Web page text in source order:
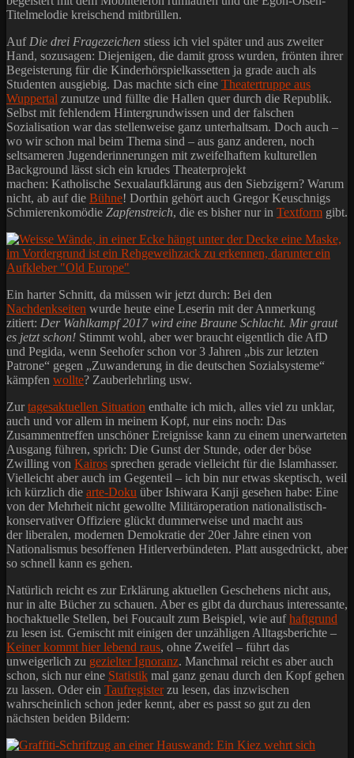
Titelmelodie kreischend mitbrüllen.
Auf Die drei Fragezeichen stiess ich viel später und aus zweiter
Hand, sozusagen: Diejenigen, die damit gross wurden, frönten ihrer
Begeisterung für die Kinderhörspielkassetten ja grade auch als
Studenten ausgiebig. Das machte sich eine Theatertruppe aus
Wuppertal zunutze und füllte die Hallen quer durch die Republik.
Selbst mit fehlendem Hintergrundwissen und der falschen
Sozialisation war das stellenweise ganz unterhaltsam. Doch auch –
wo wir schon mal beim Thema sind – aus ganz anderen, noch
seltsameren Jugenderinnerungen mit zweifelhaftem kulturellen
Background lässt sich ein krudes Theaterprojekt
machen: Katholische Sexualaufklärung aus den Siebzigern? Warum
nicht, ab auf die Bühne! Dorthin gehört auch Gregor Keuschnigs
Schmierenkomödie Zapfenstreich, die es bisher nur in Textform gibt.
Ein harter Schnitt, da müssen wir jetzt durch: Bei den
Nachdenkseiten wurde heute eine Leserin mit der Anmerkung
zitiert: Der Wahlkampf 2017 wird eine Braune Schlacht. Mir graut
es jetzt schon! Stimmt wohl, aber wer braucht eigentlich die AfD
und Pegida, wenn Seehofer schon vor 3 Jahren „bis zur letzten
Patrone“ gegen „Zuwanderung in die deutschen Sozialsysteme“
kämpfen wollte? Zauberlehrling usw.
Zurtagesaktuellen Situation enthalte ich mich, alles viel zu unklar,
auch und vor allem in meinem Kopf, nur eins noch: Das
Zusammentreffen unschöner Ereignisse kann zu einem unerwarteten
Ausgang führen, sprich: Die Gunst der Stunde, oder der böse
Zwilling von Kairos sprechen gerade vielleicht für die Islamhasser.
Vielleicht aber auch im Gegenteil – ich bin nur etwas skeptisch, weil
ich kürzlich die arte-Doku über Ishiwara Kanji gesehen habe: Eine
von der Mehrheit nicht gewollte Militäroperation nationalistisch-
konservativer Offiziere glückt dummerweise und macht aus
der liberalen, modernen Demokratie der 20er Jahre einen von
Nationalismus besoffenen Hitlerverbündeten. Platt ausgedrückt, aber
so schnell kann es gehen.
Natürlich reicht es zur Erklärung aktuellen Geschehens nicht aus,
nur in alte Bücher zu schauen. Aber es gibt da durchaus interessante,
hochaktuelle Stellen, bei Foucault zum Beispiel, wie aufhaftgrund
zu lesen ist. Gemischt mit einigen der unzähligen Alltagsberichte –
Keiner kommt hier lebend raus, ohne Zweifel – führt das
unweigerlich zu gezielter Ignoranz. Manchmal reicht es aber auch
schon, sich nur eine Statistik mal ganz genau durch den Kopf gehen
zu lassen. Oder ein Taufregisterzu lesen, das inzwischen
wahrscheinlich schon jeder kennt, aber es passt so gut zu den
nächsten beiden Bildern: